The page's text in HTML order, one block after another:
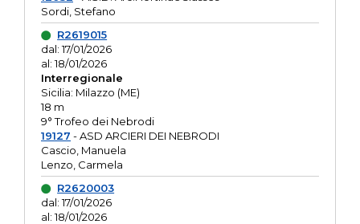
Sordi, Stefano
R2619015
dal: 17/01/2026
al: 18/01/2026
Interregionale
Sicilia: Milazzo (ME)
18 m
9° Trofeo dei Nebrodi
19127 - ASD ARCIERI DEI NEBRODI
Cascio, Manuela
Lenzo, Carmela
R2620003
dal: 17/01/2026
al: 18/01/2026